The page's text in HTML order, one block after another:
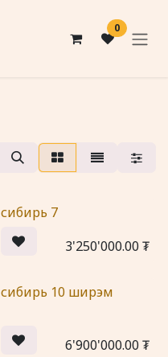
0
сибирь 7
3'250'000.00 ₮
сибирь 10 ширэм
6'900'000.00 ₮